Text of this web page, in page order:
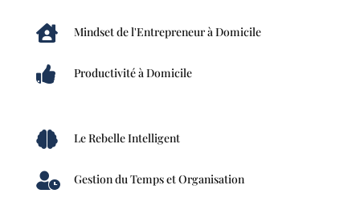
 Mindset de l'Entrepreneur à Domicile
 Productivité à Domicile
 Le Rebelle Intelligent
 Gestion du Temps et Organisation